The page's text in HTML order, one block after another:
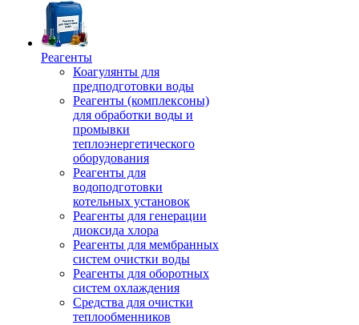
Реагенты
Коагулянты для
предподготовки воды
Реагенты (комплексоны)
для обработки воды и
промывки
теплоэнергетического
оборудования
Реагенты для
водоподготовки
котельных установок
Реагенты для генерации
диоксида хлора
Реагенты для мембранных
систем очистки воды
Реагенты для оборотных
систем охлаждения
Средства для очистки
теплообменников